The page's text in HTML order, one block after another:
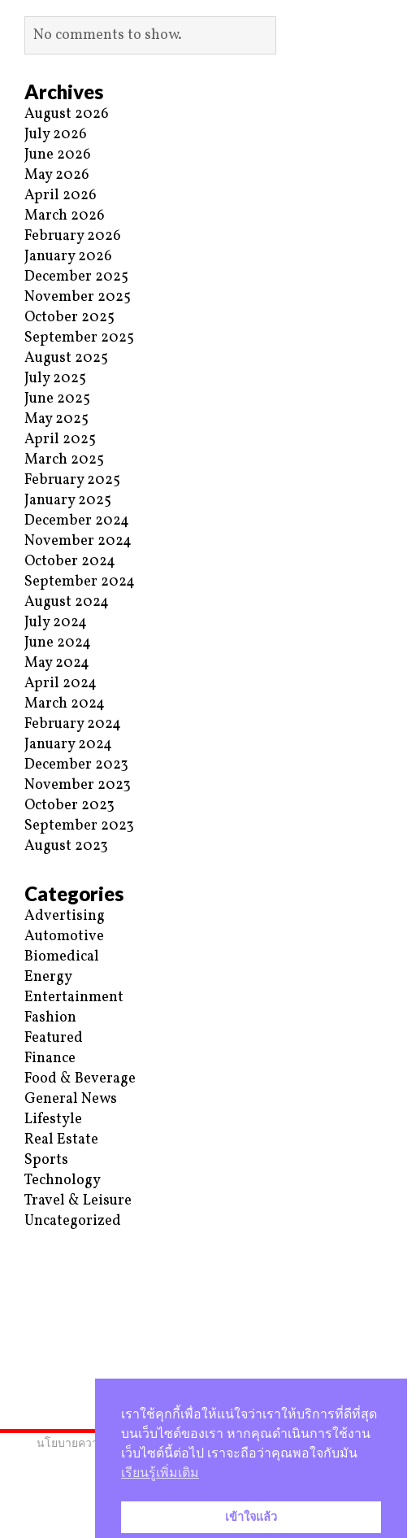
No comments to show.
Archives
August 2026
July 2026
June 2026
May 2026
April 2026
March 2026
February 2026
January 2026
December 2025
November 2025
October 2025
September 2025
August 2025
July 2025
June 2025
May 2025
April 2025
March 2025
February 2025
January 2025
December 2024
November 2024
October 2024
September 2024
August 2024
July 2024
June 2024
May 2024
April 2024
March 2024
February 2024
January 2024
December 2023
November 2023
October 2023
September 2023
August 2023
Categories
Advertising
Automotive
Biomedical
Energy
Entertainment
Fashion
Featured
Finance
Food & Beverage
General News
Lifestyle
Real Estate
Sports
Technology
Travel & Leisure
Uncategorized
นโยบายความเป็นส่วนตัว
เราใช้คุกกี้เพื่อให้แน่ใจว่าเราให้บริการที่ดีที่สุด
บนเว็บไซต์ของเรา หากคุณดำเนินการใช้งาน
เว็บไซต์นี้ต่อไป เราจะถือว่าคุณพอใจกับมัน
เรียนรู้เพิ่มเติม
เข้าใจแล้ว